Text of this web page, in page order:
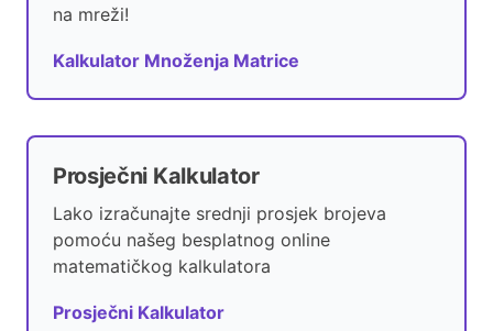
na mreži!
Kalkulator Množenja Matrice
Prosječni Kalkulator
Lako izračunajte srednji prosjek brojeva
pomoću našeg besplatnog online
matematičkog kalkulatora
Prosječni Kalkulator